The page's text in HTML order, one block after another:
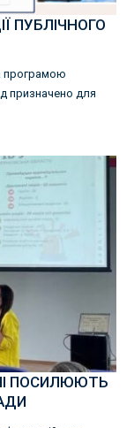
ПУБЛІЧНОГО
програмою
призначено для
ПОСИЛЮЮТЬ